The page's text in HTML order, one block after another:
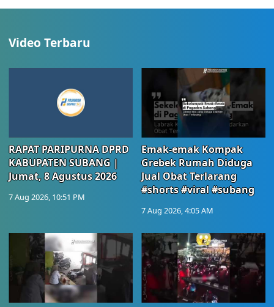
Video Terbaru
RAPAT PARIPURNA DPRD
KABUPATEN SUBANG |
Jumat, 8 Agustus 2026
7 Aug 2026, 10:51 PM
Emak-emak Kompak
Grebek Rumah Diduga
Jual Obat Terlarang
#shorts #viral #subang
7 Aug 2026, 4:05 AM